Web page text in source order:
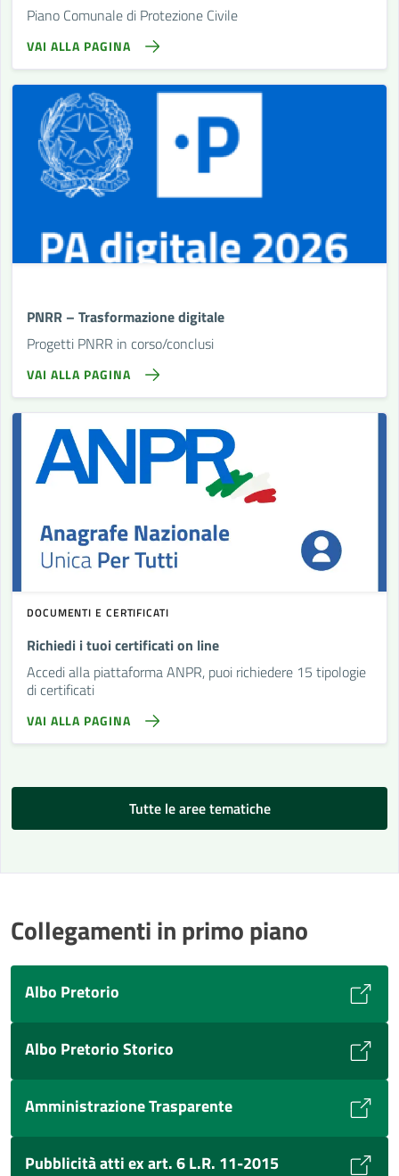
Piano Comunale di Protezione Civile
VAI ALLA PAGINA
PNRR – Trasformazione digitale
Progetti PNRR in corso/conclusi
VAI ALLA PAGINA
DOCUMENTI E CERTIFICATI
Richiedi i tuoi certificati on line
Accedi alla piattaforma ANPR, puoi richiedere 15 tipologie
di certificati
VAI ALLA PAGINA
Tutte le aree tematiche
Collegamenti in primo piano
Albo Pretorio
Albo Pretorio Storico
Amministrazione Trasparente
Pubblicità atti ex art. 6 L.R. 11-2015